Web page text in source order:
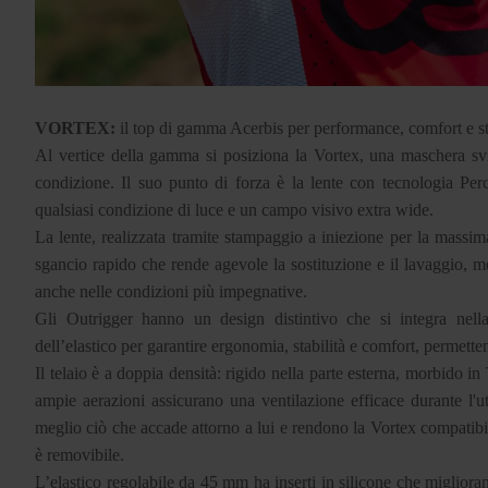
VORTEX: il top di gamma Acerbis per performance, comfort e
Al vertice della gamma si posiziona la Vortex, una maschera
condizione. Il suo punto di forza è la lente con tecnologia
qualsiasi condizione di luce e un campo visivo extra wide.
La lente, realizzata tramite stampaggio a iniezione per la
sgancio rapido che rende agevole la sostituzione e il lavaggio,
anche nelle condizioni più impegnative.
Gli Outrigger hanno un design distintivo che si integra
dell’elastico per garantire ergonomia, stabilità e comfort,
Il telaio è a doppia densità: rigido nella parte esterna, morbido
ampie aerazioni assicurano una ventilazione efficace durante
meglio ciò che accade attorno a lui e rendono la Vortex
è removibile.
L’elastico regolabile da 45 mm ha inserti in silicone che